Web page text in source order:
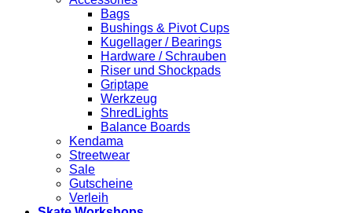
Bags
Bushings & Pivot Cups
Kugellager / Bearings
Hardware / Schrauben
Riser und Shockpads
Griptape
Werkzeug
ShredLights
Balance Boards
Kendama
Streetwear
Sale
Gutscheine
Verleih